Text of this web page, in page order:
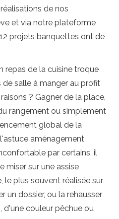
de nos
et via notre plateforme
projets banquettes ont de
repas de la cuisine troque
salle à manger au profit
? Gagner de la place,
rangement ou simplement
global de la
aménagement
par certains, il
miser sur une assise
le plus souvent réalisée sur
un dossier, ou la rehausser
d'une couleur pêchue ou